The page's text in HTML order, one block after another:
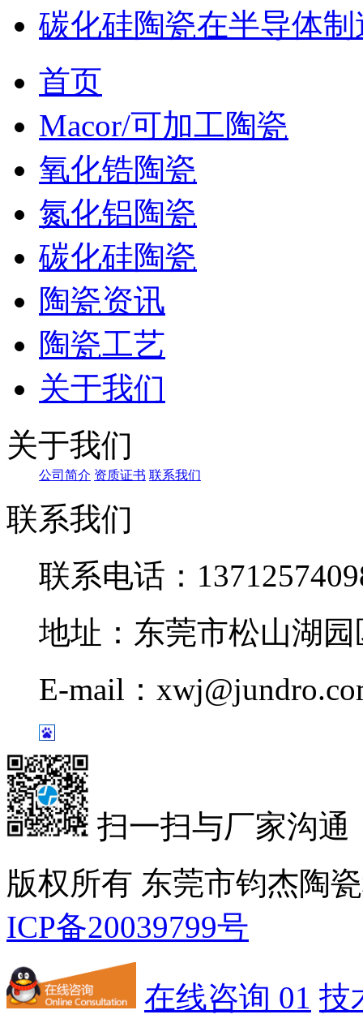
碳化硅陶瓷在半导体
首页
Macor/可加工陶瓷
氧化锆陶瓷
氮化铝陶瓷
碳化硅陶瓷
陶瓷资讯
陶瓷工艺
关于我们
关于我们
公司简介 资质证书 联系我们
联系我们
联系电话：
地址：东莞市松山湖
E-mail：
扫一扫与厂家沟通
版权所有 东莞市钧杰
ICP备20039799号
在线咨询 01 技